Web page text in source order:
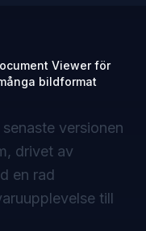
Viewer för
bildformat
versionen
drivet av
en rad
till